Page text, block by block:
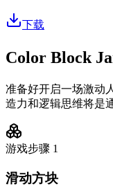
下载
Color Block
准备好开启一场激动
造力和逻辑思维将是
游戏步骤 1
滑动方块